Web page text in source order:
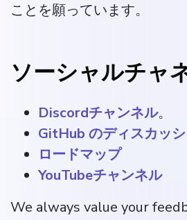
ことを願っています。
ソーシャルチャ
Discordチャンネル。
GitHub のディスカッシ
ロードマップ
YouTubeチャンネル
We always value your